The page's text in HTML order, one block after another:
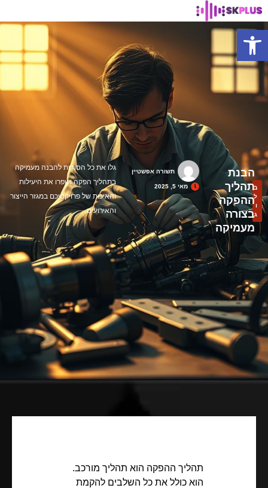
ב
ל
ו
ג
הבנת
תהליך
ההפקה
בצורה
מעמיקה
תשורה אפשטיין
מאי 5, 2025
גלו את כל הסודות להבנה מעמיקה
בתהליך הפקה ושפרו את היעילות
והאיכות של פרויקטיכם במגזר הייצור
והאירועים.
תהליך ההפקה הוא תהליך מורכב.
הוא כולל את כל השלבים להקמת
פתח סרגל נגישות